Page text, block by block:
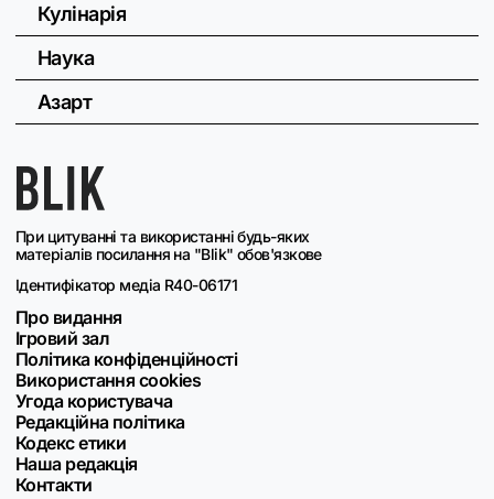
При цитуванні та використанні будь-яких
матеріалів посилання на "Blik" обов'язкове
Ідентифікатор медіа R40-06171
Про видання
Ігровий зал
Політика конфіденційності
Використання cookies
Угода користувача
Редакційна політика
Кодекс етики
Наша редакція
Контакти
Кулінарія
Наука
Азарт